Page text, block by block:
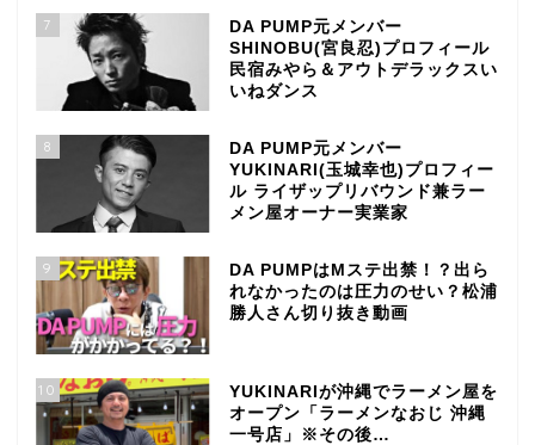
7
DA PUMP元メンバー
SHINOBU(宮良忍)プロフィール
民宿みやら＆アウトデラックスい
いねダンス
8
DA PUMP元メンバー
YUKINARI(玉城幸也)プロフィー
ル ライザップリバウンド兼ラー
メン屋オーナー実業家
9
DA PUMPはMステ出禁！？出ら
れなかったのは圧力のせい？松浦
勝人さん切り抜き動画
10
YUKINARIが沖縄でラーメン屋を
オープン「ラーメンなおじ 沖縄
一号店」※その後…